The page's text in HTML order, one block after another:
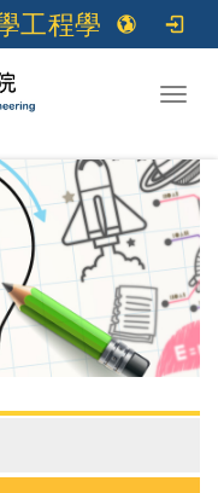
工程學院